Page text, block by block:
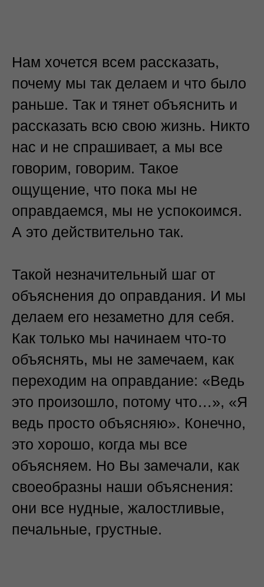
Нам хочется всем рассказать,
почему мы так делаем и что было
раньше. Так и тянет объяснить и
рассказать всю свою жизнь. Никто
нас и не спрашивает, а мы все
говорим, говорим. Такое
ощущение, что пока мы не
оправдаемся, мы не успокоимся.
А это действительно так.
Такой незначительный шаг от
объяснения до оправдания. И мы
делаем его незаметно для себя.
Как только мы начинаем что-то
объяснять, мы не замечаем, как
переходим на оправдание: «Ведь
это произошло, потому что…», «Я
ведь просто объясняю». Конечно,
это хорошо, когда мы все
объясняем. Но Вы замечали, как
своеобразны наши объяснения:
они все нудные, жалостливые,
печальные, грустные.